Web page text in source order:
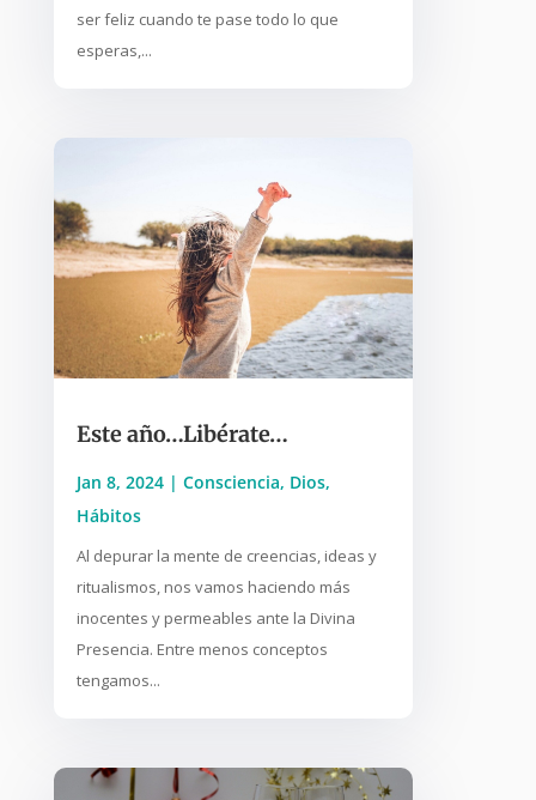
ser feliz cuando te pase todo lo que
esperas,...
Este año…Libérate…
Jan 8, 2024| Consciencia, Dios,
Hábitos
Al depurar la mente de creencias, ideas y
ritualismos, nos vamos haciendo más
inocentes y permeables ante la Divina
Presencia. Entre menos conceptos
tengamos...